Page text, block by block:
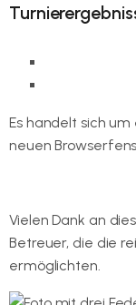
Es handelt sich
neuen
Vielen Dank an
Betreuer, die die
ermöglichten.